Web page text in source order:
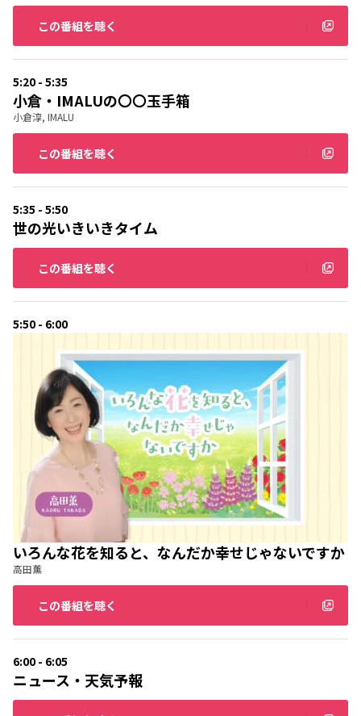
この番組を聴く
5:20 - 5:35
小倉・IMALUの〇〇玉手箱
小倉淳, IMALU
この番組を聴く
5:35 - 5:50
世の光いきいきタイム
この番組を聴く
5:50 - 6:00
いろんな花を知ると、なんだか幸せじゃないですか
高田薫
この番組を聴く
6:00 - 6:05
ニュース・天気予報